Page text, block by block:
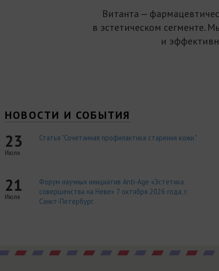
Витанта —
в эстетическом сегменте.
и
НОВОСТИ И СОБЫТИЯ
23
Июля
Статья "Сочетанная профилактика старения кожи."
21
Июля
Форум научных инициатив Anti-Age «Эстетика
совершенства на Неве» 7 октября 2026 года, г.
Санкт-Петербург.